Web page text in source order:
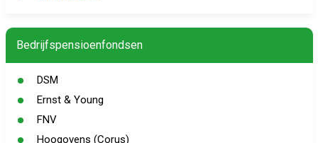
Bedrijfspensioenfondsen
DSM
Ernst & Young
FNV
Hoogovens (Corus)